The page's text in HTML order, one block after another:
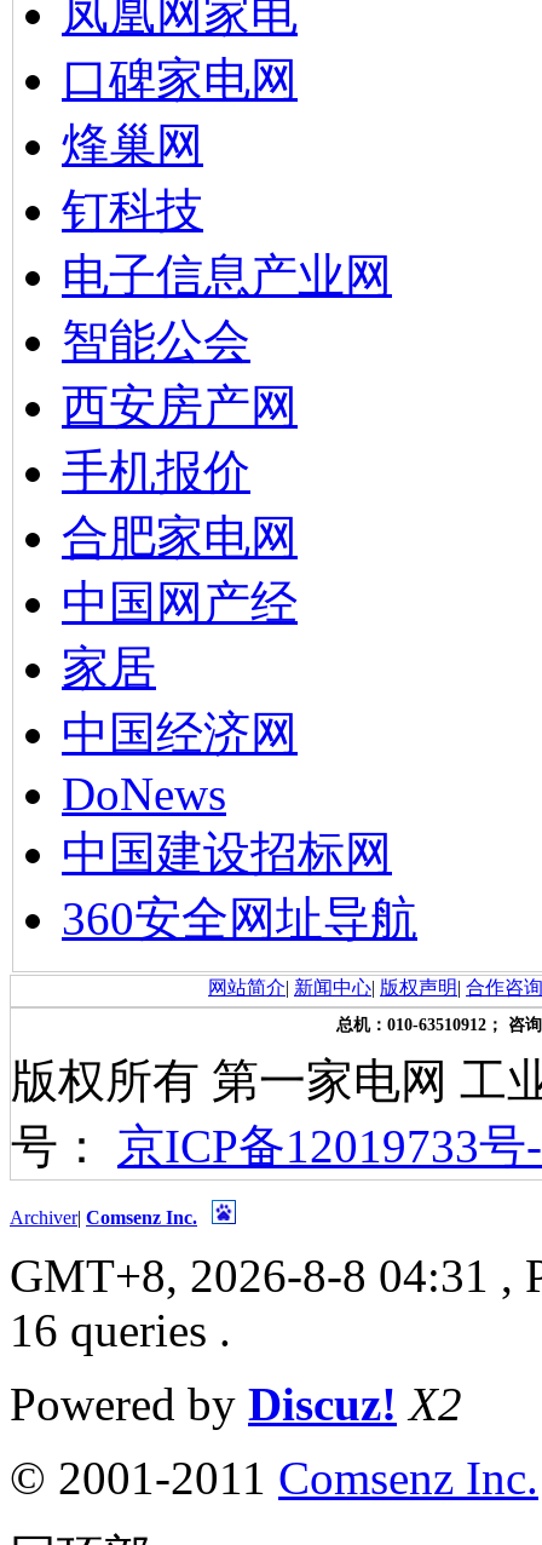
凤凰网家电
口碑家电网
烽巢网
钉科技
电子信息产业网
智能公会
西安房产网
手机报价
合肥家电网
中国网产经
家居
中国经济网
DoNews
中国建设招标网
360安全网址导航
网站简介| 新闻中心| 版权声明| 合作咨询
总机：010-63510912； 咨
版权所有 第一家电网 工
号： 京ICP备12019733号
Archiver| Comsenz Inc.
GMT+8, 2026-8-8 04:31 ,
16 queries .
Powered by Discuz! X2
© 2001-2011 Comsenz Inc.